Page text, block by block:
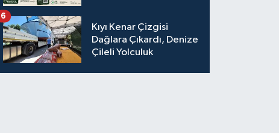
Kıyı Kenar Çizgisi
Dağlara Çıkardı, Denize
Çileli Yolculuk
6